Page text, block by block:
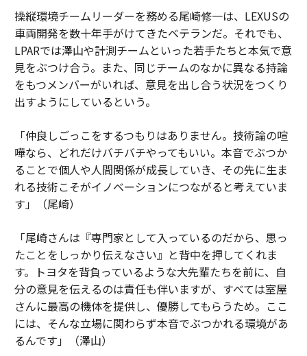
操縦環境チームリーダーを務める尾崎修一は、LEXUSの
車両開発を数十年手がけてきたベテランだ。それでも、
LPARでは澤山や計測チームといった若手たちと本気で意
見をぶつけ合う。また、同じチームのなかに異なる持論
をもつメンバーがいれば、意見を出し合う状況をつくり
出すようにしているという。
「仲良しごっこをするつもりはありません。技術論の喧
嘩なら、どれだけバチバチやってもいい。本音でぶつか
ることで個人や人間関係が成長していき、その先に生ま
れる技術こそがイノベーションにつながると考えていま
す」（尾崎）
「尾崎さんは『専門家として入っているのだから、思っ
たことをしっかり伝えなさい』と背中を押してくれま
す。トヨタを背負っているような大先輩たちを前に、自
分の意見を伝えるのは責任も伴いますが、すべては室屋
さんに最高の機体を提供し、優勝してもらうため。ここ
には、そんな立場に関わらず本音でぶつかれる環境があ
るんです」（澤山）